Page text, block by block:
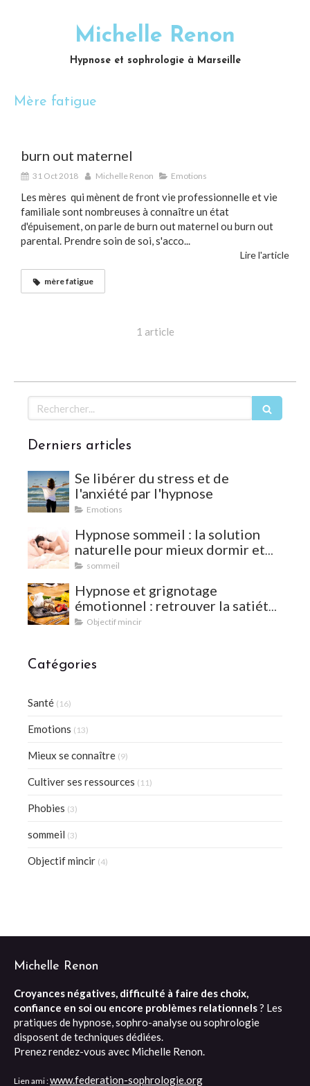
Michelle Renon
Hypnose et sophrologie à Marseille
Mère fatigue
burn out maternel
31 Oct 2018 Michelle Renon Emotions
Les mères qui mènent de front vie professionnelle et vie
familiale sont nombreuses à connaître un état
d'épuisement, on parle de burn out maternel ou burn out
parental. Prendre soin de soi, s'acco...
Lire l'article
mère fatigue
1 article
Rechercher
Derniers articles
Se libérer du stress et de
l'anxiété par l'hypnose
Emotions
Hypnose sommeil : la solution
naturelle pour mieux dormir et
vaincre les insomnies
sommeil
Hypnose et grignotage
émotionnel : retrouver la satiété
et l'équilibre
Objectif mincir
Catégories
Santé (16)
Emotions (13)
Mieux se connaître (9)
Cultiver ses ressources (11)
Phobies (3)
sommeil (3)
Objectif mincir (4)
Michelle Renon
Croyances négatives, difficulté à faire des choix,
confiance en soi ou encore problèmes relationnels? Les
pratiques de hypnose, sophro-analyse ou sophrologie
disposent de techniques dédiées.
Prenez rendez-vous avec Michelle Renon.
Lien ami :www.federation-sophrologie.org